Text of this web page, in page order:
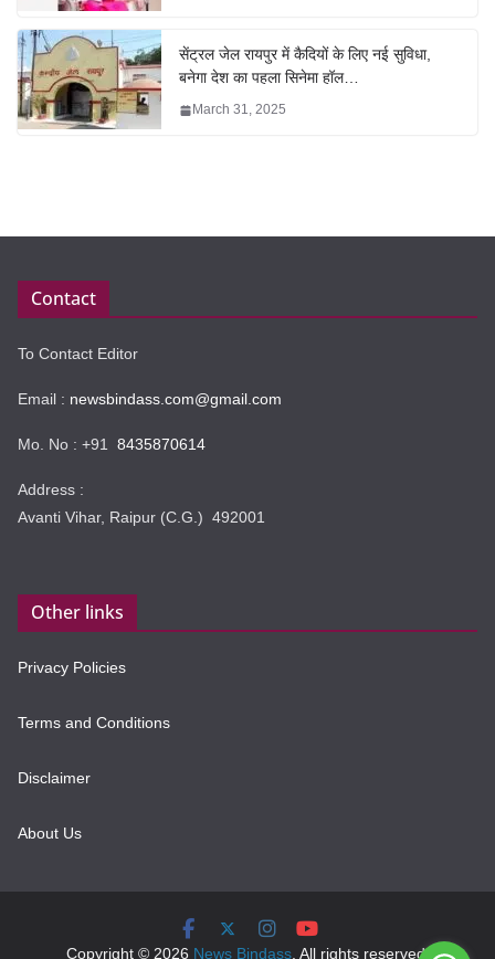
सेंट्रल जेल रायपुर में कैदियों के लिए नई सुविधा,
बनेगा देश का पहला सिनेमा हॉल…
March 31, 2025
Contact
To Contact Editor
Email : newsbindass.com@gmail.com
Mo. No : +91 8435870614
Address :
Avanti Vihar, Raipur (C.G.) 492001
Other links
Privacy Policies
Terms and Conditions
Disclaimer
About Us
Copyright © 2026 News Bindass. All rights reserved.